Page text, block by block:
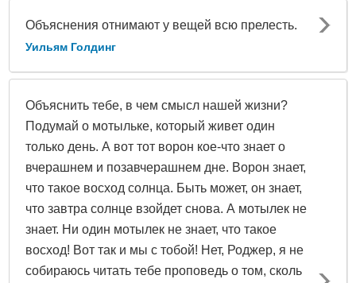
Объяснения отнимают у вещей всю прелесть.
Уильям Голдинг
Объяснить тебе, в чем смысл нашей жизни?
Подумай о мотыльке, который живет один
только день. А вот тот ворон кое-что знает о
вчерашнем и позавчерашнем дне. Ворон знает,
что такое восход солнца. Быть может, он знает,
что завтра солнце взойдет снова. А мотылек не
знает. Ни один мотылек не знает, что такое
восход! Вот так и мы с тобой! Нет, Роджер, я не
собираюсь читать тебе проповедь о том, сколь